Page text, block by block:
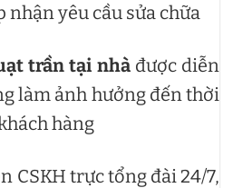
nhận yêu cầu sửa chữa
trần tại nhàđược diễn
làm ảnh hưởng đến thời
hàng
CSKH trực tổng đài 24/7,